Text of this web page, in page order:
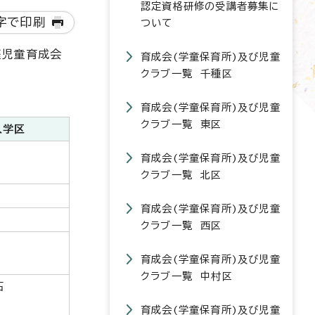
で印刷
童育成会
学区
認定資格研修の受講者募集に
ついて
育成会(学童保育所)及び児童
クラブ一覧 千種区
育成会(学童保育所)及び児童
クラブ一覧 東区
育成会(学童保育所)及び児童
クラブ一覧 北区
育成会(学童保育所)及び児童
クラブ一覧 西区
育成会(学童保育所)及び児童
クラブ一覧 中村区
育成会(学童保育所)及び児童